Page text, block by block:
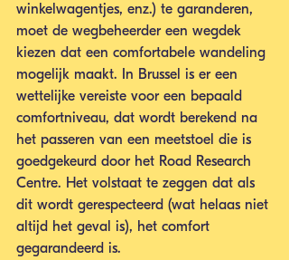
winkelwagentjes, enz.) te garanderen,
moet de wegbeheerder een wegdek
kiezen dat een comfortabele wandeling
mogelijk maakt. In Brussel is er een
wettelijke vereiste voor een bepaald
comfortniveau, dat wordt berekend na
het passeren van een meetstoel die is
goedgekeurd door het Road Research
Centre. Het volstaat te zeggen dat als
dit wordt gerespecteerd (wat helaas niet
altijd het geval is), het comfort
gegarandeerd is.